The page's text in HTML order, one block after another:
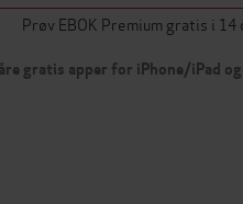
Prøv EBOK Premium gratis i 14
gratis apper for iPhone/iPad